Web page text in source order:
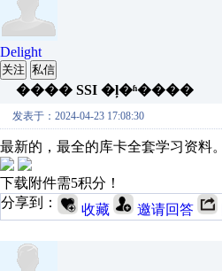
Delight
关注 私信
���� SSI �ļ�ʱ����
发表于：2024-04-23 17:08:30
最新的，最全的库卡全套学习资料。
下载附件需5积分！
分享到：
收藏 邀请回答